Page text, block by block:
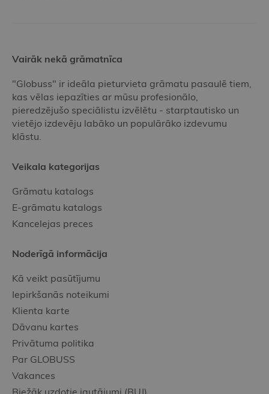
Vairāk nekā grāmatnīca
"Globuss" ir ideāla pieturvieta grāmatu pasaulē tiem,
kas vēlas iepazīties ar mūsu profesionālo,
pieredzējušo speciālistu izvēlētu - starptautisko un
vietējo izdevēju labāko un populārāko izdevumu
klāstu.
Veikala kategorijas
Grāmatu katalogs
E-grāmatu katalogs
Kancelejas preces
Noderīgā informācija
Kā veikt pasūtījumu
Iepirkšanās noteikumi
Klienta karte
Dāvanu kartes
Privātuma politika
Par GLOBUSS
Vakances
Biežāk uzdotie jautājumi (BUJ)